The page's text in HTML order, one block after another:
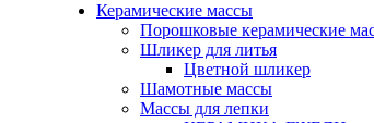
Керамические массы
Порошковые керамические
Шликер для литья
Цветной шликер
Шамотные массы
Массы для лепки